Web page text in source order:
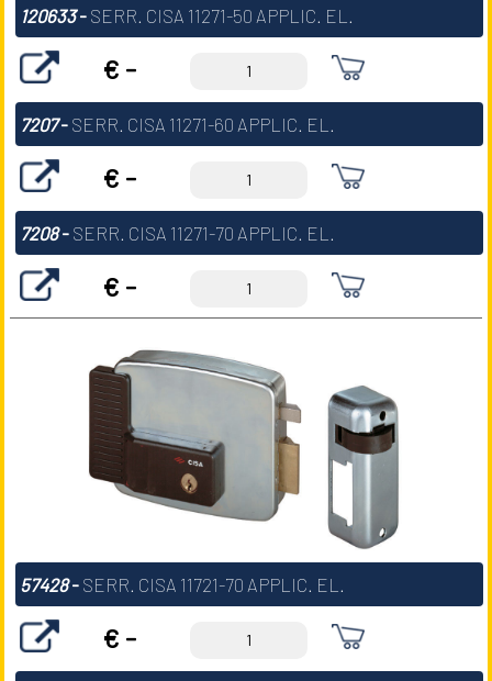
120633- SERR. CISA 11271-50 APPLIC. EL.
€ -
7207- SERR. CISA 11271-60 APPLIC. EL.
€ -
7208- SERR. CISA 11271-70 APPLIC. EL.
€ -
57428- SERR. CISA 11721-70 APPLIC. EL.
€ -